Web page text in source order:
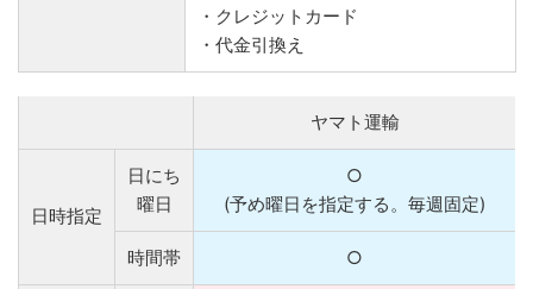
・クレジットカード
・代金引換え
ヤマト運輸
日時指定
日にち
曜日
○
(予め曜日を指定する。毎週固定)
時間帯 ○